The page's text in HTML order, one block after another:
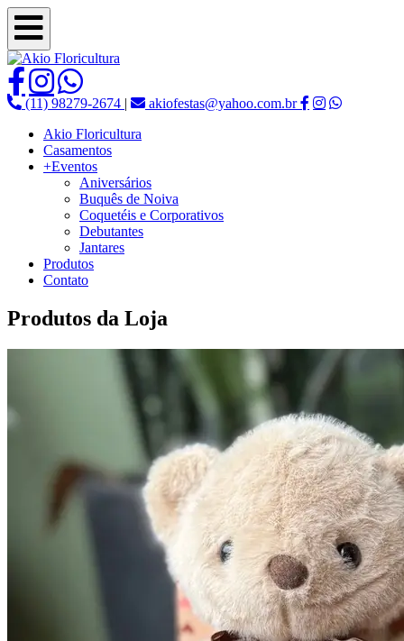
(11) 98279-2674 |
akiofestas@yahoo.com.br
Akio Floricultura
Casamentos
+Eventos
Aniversários
Buquês de Noiva
Coquetéis e Corporativos
Debutantes
Jantares
Produtos
Contato
Produtos da Loja